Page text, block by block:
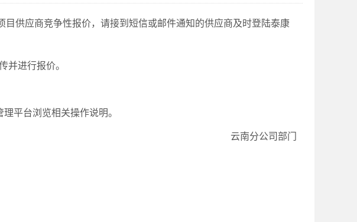
目供应商竞争性报价，请接到短信或邮件通知的供应商及时登陆泰康
并进行报价。
平台浏览相关操作说明。
云南分公司部门